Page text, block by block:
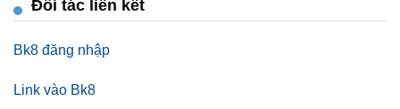
Đối tác liên kết
Bk8 đăng nhập
Link vào Bk8